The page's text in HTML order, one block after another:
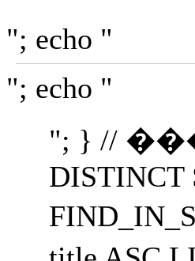
"; echo "
"; echo "
"; } //
DISTINCT